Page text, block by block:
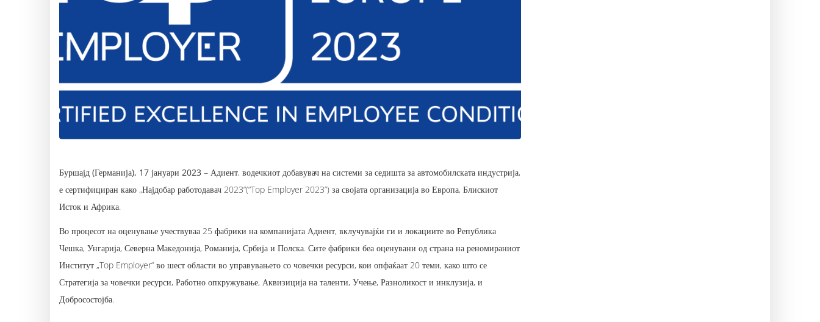
Буршајд (Германија), 17 јануари 2023 – Адиент, водечкиот добавувач на системи за седишта за автомобилската индустрија,
е сертифициран како „Најдобар работодавач 2023“(“Top Employer 2023”) за својата организација во Европа, Блискиот
Исток и Африка.
Во процесот на оценување учествуваа 25 фабрики на компанијата Адиент, вклучувајќи ги и локациите во Република
Чешка, Унгарија, Северна Македонија, Романија, Србија и Полска. Сите фабрики беа оценувани од страна на реномираниот
Институт „Top Employer“ во шест области во управувањето со човечки ресурси, кои опфаќаат 20 теми, како што се
Стратегија за човечки ресурси, Работно опкружување, Аквизиција на таленти, Учење, Разноликост и инклузија, и
Добросостојба.